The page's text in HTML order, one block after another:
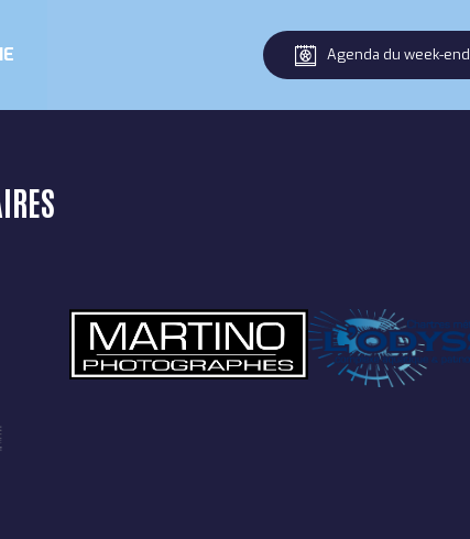
Agenda du week-end